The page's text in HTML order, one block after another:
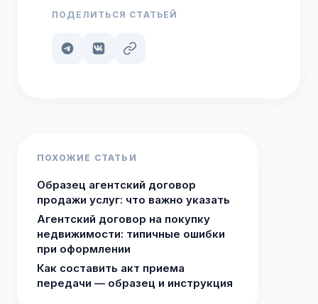
ПОДЕЛИТЬСЯ СТАТЬЕЙ
ПОХОЖИЕ СТАТЬИ
Образец агентский договор
продажи услуг: что важно указать
Агентский договор на покупку
недвижимости: типичные ошибки
при оформлении
Как составить акт приема
передачи — образец и инструкция